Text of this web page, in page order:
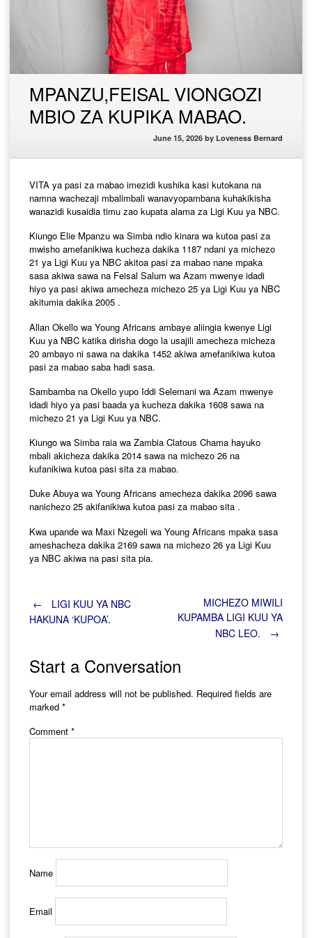
MPANZU,FEISAL VIONGOZI
MBIO ZA KUPIKA MABAO.
June 15, 2026 by Loveness Bernard
VITA ya pasi za mabao imezidi kushika kasi kutokana na
namna wachezaji mbalimbali wanavyopambana kuhakikisha
wanazidi kusaidia timu zao kupata alama za Ligi Kuu ya NBC.
Kiungo Elie Mpanzu wa Simba ndio kinara wa kutoa pasi za
mwisho amefanikiwa kucheza dakika 1187 ndani ya michezo
21 ya Ligi Kuu ya NBC akitoa pasi za mabao nane mpaka
sasa akiwa sawa na Feisal Salum wa Azam mwenye idadi
hiyo ya pasi akiwa amecheza michezo 25 ya Ligi Kuu ya NBC
akitumia dakika 2005 .
Allan Okello wa Young Africans ambaye aliingia kwenye Ligi
Kuu ya NBC katika dirisha dogo la usajili amecheza micheza
20 ambayo ni sawa na dakika 1452 akiwa amefanikiwa kutoa
pasi za mabao saba hadi sasa.
Sambamba na Okello yupo Iddi Selemani wa Azam mwenye
idadi hiyo ya pasi baada ya kucheza dakika 1608 sawa na
michezo 21 ya Ligi Kuu ya NBC.
Kiungo wa Simba raia wa Zambia Clatous Chama hayuko
mbali akicheza dakika 2014 sawa na michezo 26 na
kufanikiwa kutoa pasi sita za mabao.
Duke Abuya wa Young Africans amecheza dakika 2096 sawa
nanichezo 25 akifanikiwa kutoa pasi za mabao sita .
Kwa upande wa Maxi Nzegeli wa Young Africans mpaka sasa
ameshacheza dakika 2169 sawa na michezo 26 ya Ligi Kuu
ya NBC akiwa na pasi sita pia.
Post
navigation
←
LIGI KUU YA NBC
HAKUNA ‘KUPOA’.
MICHEZO MIWILI
KUPAMBA LIGI KUU YA
NBC LEO.
→
Start a Conversation
Your email address will not be published. Required fields are
marked *
Comment *
Name
Email